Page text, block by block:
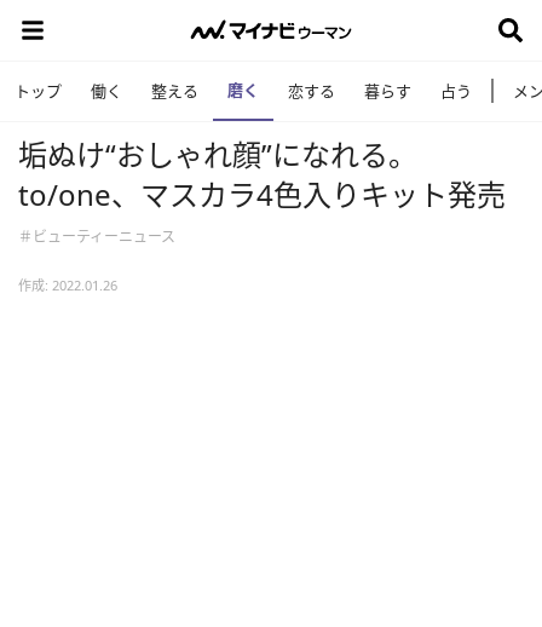
トップ 働く 整える 磨く 恋する 暮らす 占う メ
垢ぬけ“おしゃれ顔”になれる。
to/one、マスカラ4色入りキット発売
＃ビューティーニュース
作成: 2022.01.26